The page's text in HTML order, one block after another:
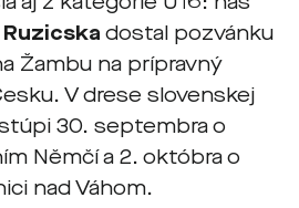
dostal pozvánku
Žambu na prípravný
V drese slovenskej
30. septembra o
Němčí a 2. októbra o
nad Váhom.